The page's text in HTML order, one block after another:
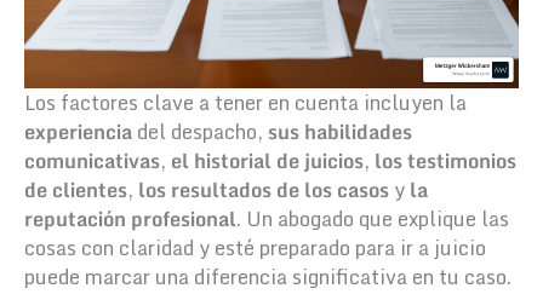
Los factores clave a tener en cuenta incluyen la
experienciadel despacho, sus habilidades
comunicativas, el historial de juicios, los testimonios
de clientes, los resultados de los casosyla
reputación profesional. Un abogado que explique las
cosas con claridad y esté preparado para ir a juicio
puede marcar una diferencia significativa en tu caso.